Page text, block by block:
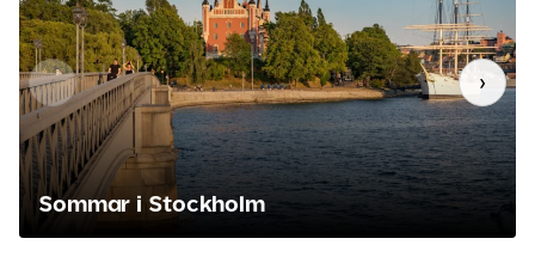
Sommar i Stockholm
‹ ›